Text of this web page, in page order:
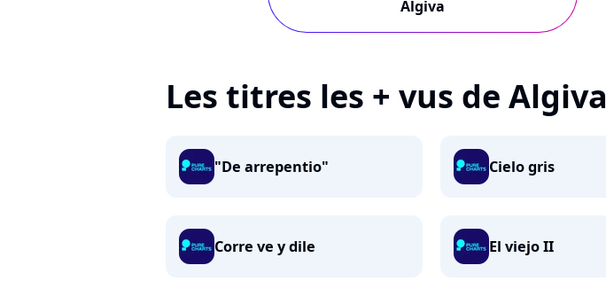
Algiva
Les titres les + vus de Algiva
"De arrepentio" Cielo gris
Corre ve y dile El viejo II